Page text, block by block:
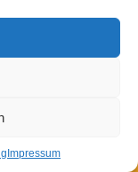
Impressum